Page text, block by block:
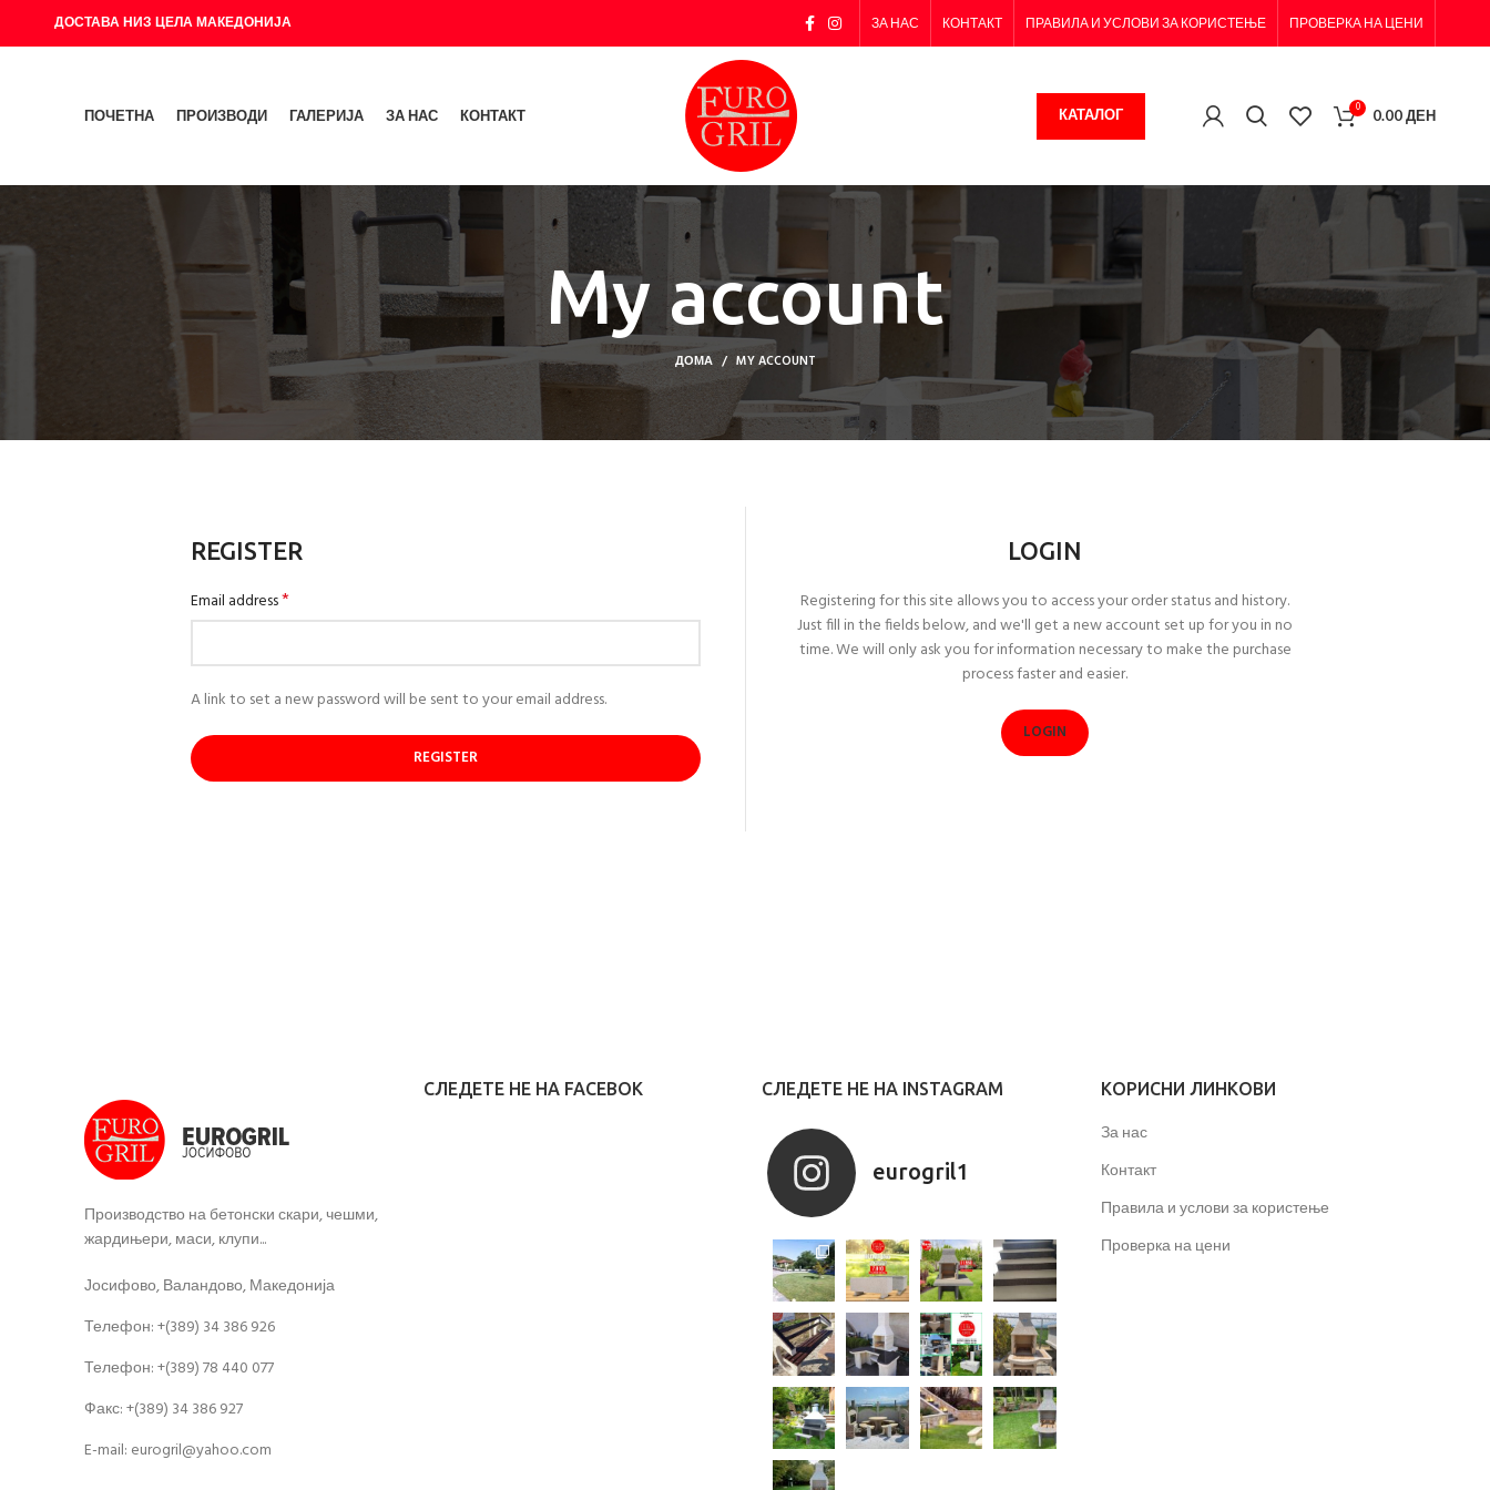
ДОСТАВА НИЗ ЦЕЛА МАКЕДОНИЈА ЗА НАС КОНТАКТ ПРАВИЛА И УСЛОВИ ЗА КОРИСТЕЊЕ ПРОВЕРКА НА ЦЕНИ
ПОЧЕТНА ПРОИЗВОДИ ГАЛЕРИЈА ЗА НАС КОНТАКТ КАТАЛОГ 0 0.00ДЕН
My account
ДОМА MY ACCOUNT
REGISTER
Email address*
A link to set a new password will be sent to your email address.
REGISTER
LOGIN
Registering for this site allows you to access your order status and history.
Just fill in the fields below, and we'll get a new account set up for you in no
time. We will only ask you for information necessary to make the purchase
process faster and easier.
LOGIN
Производство на бетонски скари, чешми,
жардињери, маси, клупи...
Јосифово, Валандово, Македонија
Телефон: +(389) 34 386 926
Телефон: +(389) 78 440 077
Факс: +(389) 34 386 927
E-mail: eurogril@yahoo.com
СЛЕДЕТЕ НЕ НА FACEBOK СЛЕДЕТЕ НЕ НА INSTAGRAM
eurogril1
КОРИСНИ ЛИНКОВИ
За нас
Контакт
Правила и услови за користење
Проверка на цени